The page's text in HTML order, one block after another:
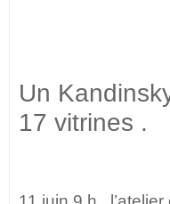
Un
17 vitrines .